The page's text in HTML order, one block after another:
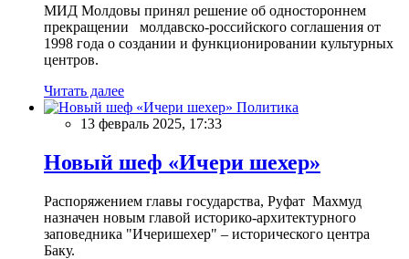
МИД Молдовы принял решение об одностороннем
прекращении молдавско-российского соглашения от
1998 года о создании и функционировании культурных
центров.
Читать далее
Политика
13 февраль 2025, 17:33
Новый шеф «Ичери шехер»
Распоряжением главы государства, Руфат Махмуд
назначен новым главой историко-архитектурного
заповедника "Ичеришехер" – исторического центра
Баку.